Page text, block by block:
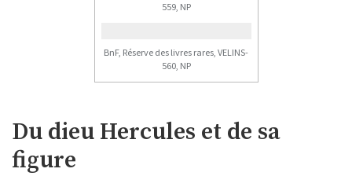
559, NP
BnF, Réserve des livres rares, VELINS-
560, NP
Du dieu Hercules et de sa
figure